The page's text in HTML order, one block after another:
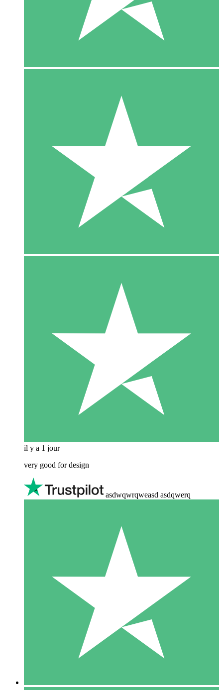
il y a 1 jour
very good for design
asdwqwrqweasd asdqwerq